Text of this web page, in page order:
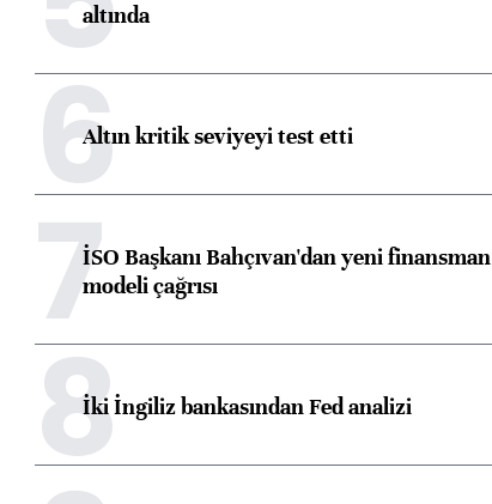
altında
6Altın kritik seviyeyi test etti
7İSO Başkanı Bahçıvan'dan yeni finansman
modeli çağrısı
8İki İngiliz bankasından Fed analizi